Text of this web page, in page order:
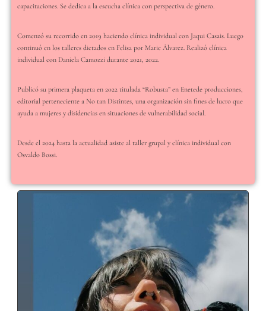
capacitaciones. Se dedica a la escucha clínica con perspectiva de género.
Comenzó su recorrido en 2019 haciendo clínica individual con Jaqui Casais. Luego
continuó en los talleres dictados en Felisa por Marie Álvarez. Realizó clínica
individual con Daniela Camozzi durante 2021, 2022.
Publicó su primera plaqueta en 2022 titulada “Robusta” en Enetede producciones,
editorial perteneciente a No tan Distintes, una organización sin fines de lucro que
ayuda a mujeres y disidencias en situaciones de vulnerabilidad social.
Desde el 2024 hasta la actualidad asiste al taller grupal y clínica individual con
Osvaldo Bossi.